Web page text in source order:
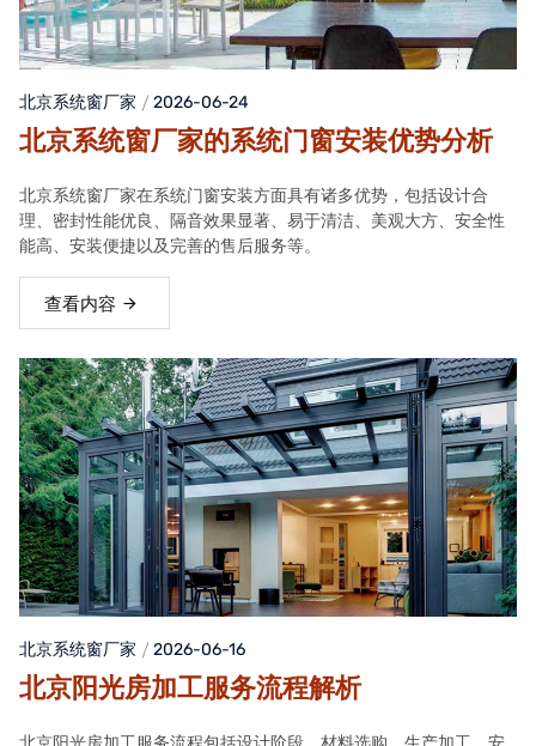
北京系统窗厂家 2026-06-24
北京系统窗厂家的系统门窗安装优势分析
北京系统窗厂家在系统门窗安装方面具有诸多优势，包括设计合
理、密封性能优良、隔音效果显著、易于清洁、美观大方、安全性
能高、安装便捷以及完善的售后服务等。
查看内容
北京系统窗厂家 2026-06-16
北京阳光房加工服务流程解析